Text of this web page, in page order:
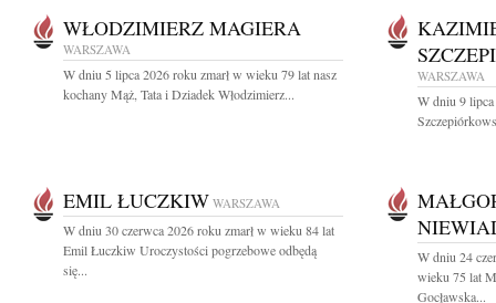
WŁODZIMIERZ MAGIERA
WARSZAWA
W dniu 5 lipca 2026 roku zmarł w wieku 79 lat nasz
kochany Mąż, Tata i Dziadek Włodzimierz...
WARSZAWA
W dniu 9
EMIL ŁUCZKIW WARSZAWA
W dniu 30 czerwca 2026 roku zmarł w wieku 84 lat
Emil Łuczkiw Uroczystości pogrzebowe odbędą
się...
W dniu 24
wieku 75 lat
Gocławska...